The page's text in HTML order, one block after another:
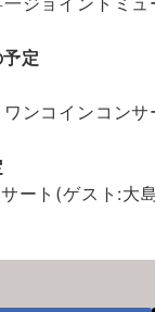
定
ンコインコンサ
ート(ゲスト:大